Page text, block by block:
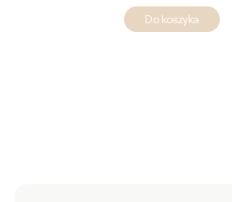
Do koszyka